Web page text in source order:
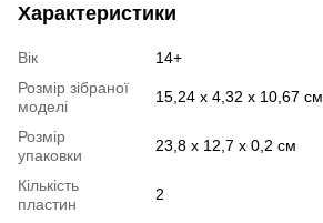
Характеристики
Вік
14+
Розмір зібраної
моделі
15,24 x 4,32 x 10,67 см
Розмір
упаковки
23,8 x 12,7 x 0,2 см
Кількість
пластин
2